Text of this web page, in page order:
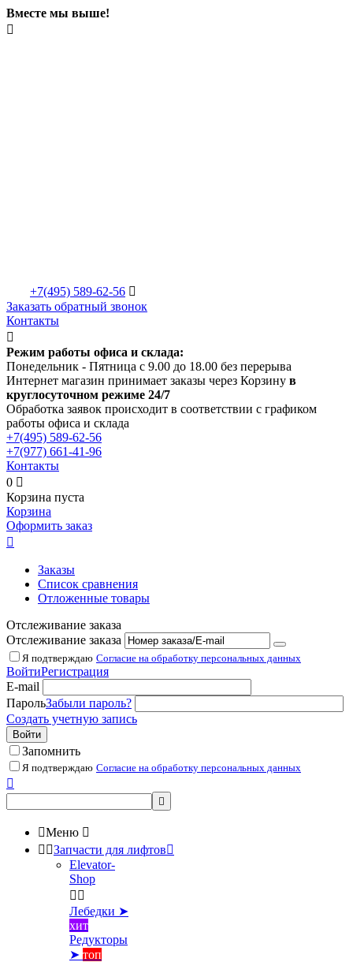
Вместе мы выше!

+7(495) 589-62-56 
Заказать обратный звонок
Контакты

Режим работы офиса и склада:
Понедельник - Пятница с 9.00 до 18.00 без перерыва
Интернет магазин принимает заказы через Корзину в
круглосуточном режиме 24/7
Обработка заявок происходит в соответствии с графиком
работы офиса и склада
+7(495) 589-62-56
+7(977) 661-41-96
Контакты
0 
Корзина пуста
Корзина
Оформить заказ

Заказы
Список сравнения
Отложенные товары
Отслеживание заказа
Отслеживание заказа
Я подтверждаю Согласие на обработку персональных данных
ВойтиРегистрация
E-mail
ПарольЗабыли пароль?
Создать учетную запись
Войти
Запомнить
Я подтверждаю Согласие на обработку персональных данных


Меню 
 Запчасти для лифтов
Elevator-
Shop
 
Лебедки ➤
хит
Редукторы
➤ топ